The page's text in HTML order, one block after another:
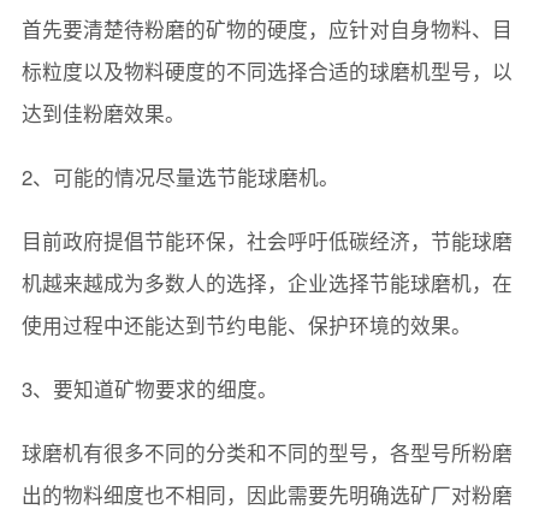
首先要清楚待粉磨的矿物的硬度，应针对自身物料、目
标粒度以及物料硬度的不同选择合适的球磨机型号，以
达到佳粉磨效果。
2、可能的情况尽量选节能球磨机。
目前政府提倡节能环保，社会呼吁低碳经济，节能球磨
机越来越成为多数人的选择，企业选择节能球磨机，在
使用过程中还能达到节约电能、保护环境的效果。
3、要知道矿物要求的细度。
球磨机有很多不同的分类和不同的型号，各型号所粉磨
出的物料细度也不相同，因此需要先明确选矿厂对粉磨